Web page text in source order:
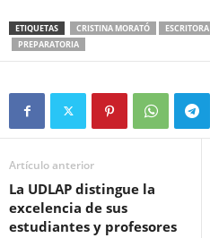
ETIQUETAS CRISTINA MORATÓ ESCRITORA
PREPARATORIA
Artículo anterior
La UDLAP distingue la
excelencia de sus
estudiantes y profesores